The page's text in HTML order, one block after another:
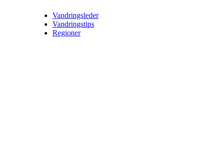
Vandringsleder
Vandringstips
Regioner